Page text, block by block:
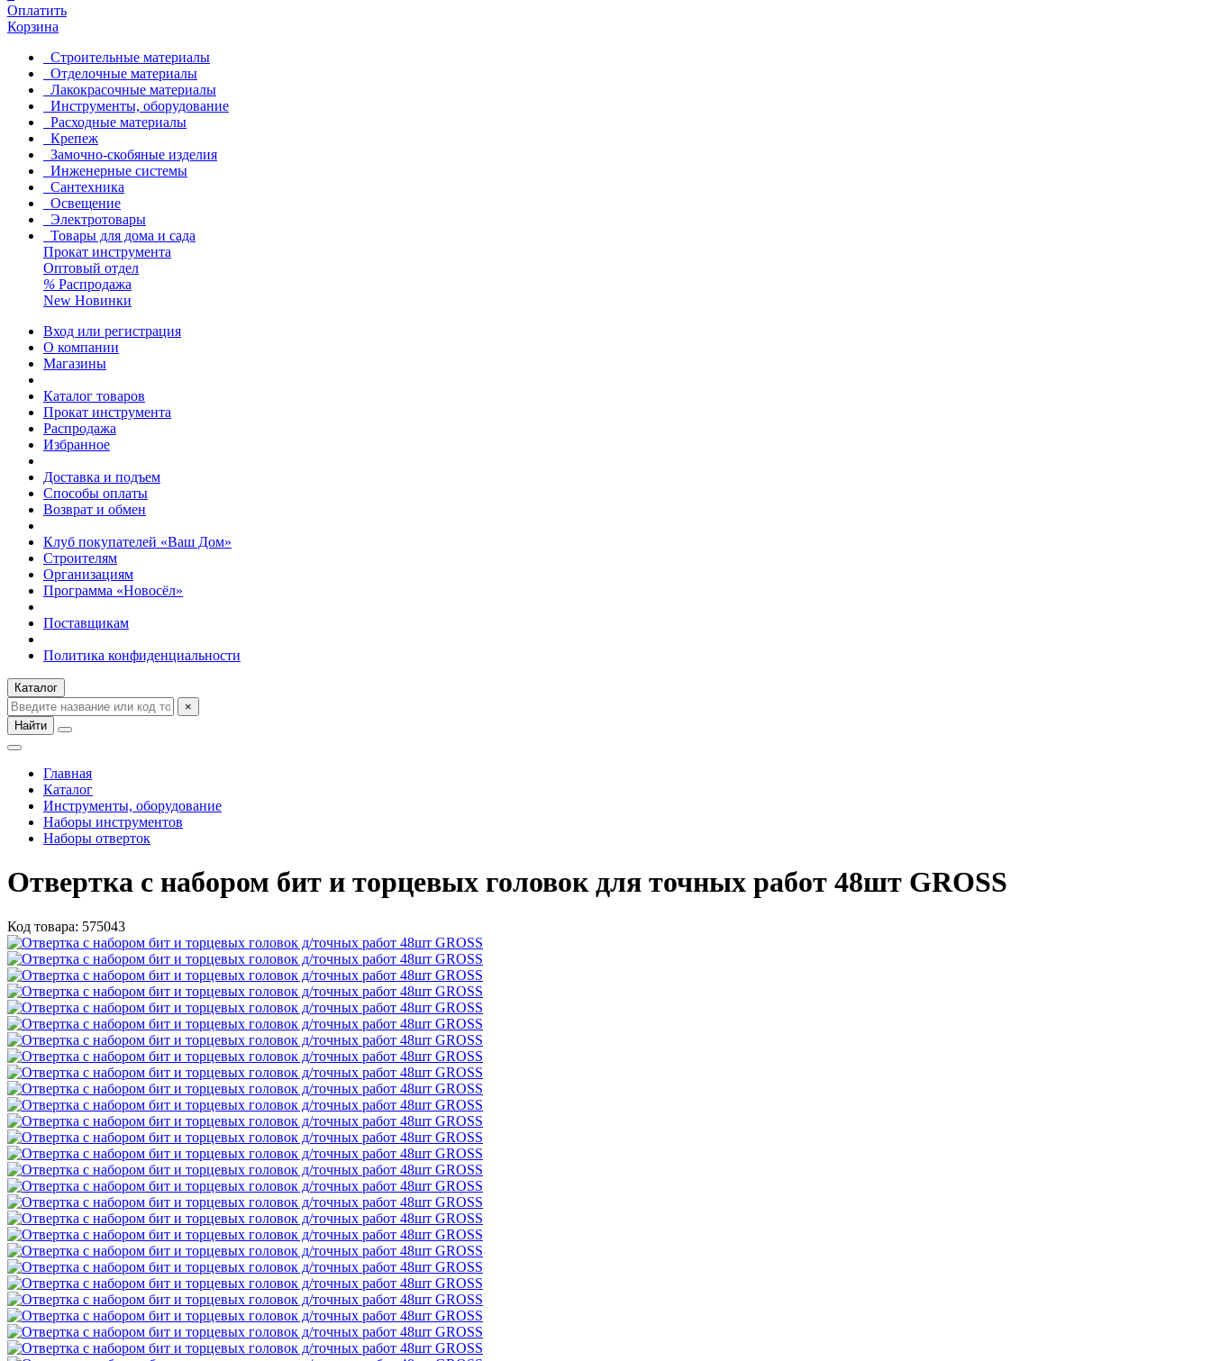
Оплатить
Корзина
Строительные материалы
Отделочные материалы
Лакокрасочные материалы
Инструменты, оборудование
Расходные материалы
Крепеж
Замочно-скобяные изделия
Инженерные системы
Сантехника
Освещение
Электротовары
Товары для дома и сада
Прокат инструмента
Оптовый отдел
% Распродажа
New Новинки
Вход или регистрация
О компании
Магазины
Каталог товаров
Прокат инструмента
Распродажа
Избранное
Доставка и подъем
Способы оплаты
Возврат и обмен
Клуб покупателей «Ваш Дом»
Строителям
Организациям
Программа «Новосёл»
Поставщикам
Политика конфиденциальности
Каталог
×
Найти
Главная
Каталог
Инструменты, оборудование
Наборы инструментов
Наборы отверток
Отвертка с набором бит и торцевых головок для точных работ 48шт GROSS
Код товара: 575043